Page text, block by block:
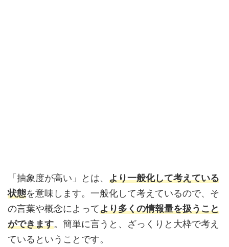
「抽象度が高い」とは、 より一般化して考えている
状態を意味します。一般化して考えているので、そ
の言葉や概念によってより多くの情報量を扱うこと
ができます。簡単に言うと、ざっくりと大枠で考え
ているということです。